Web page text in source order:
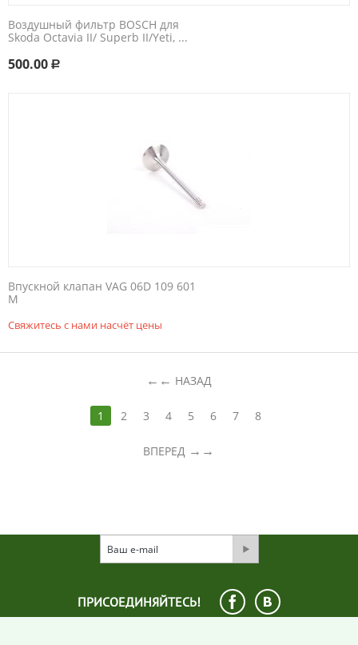
Воздушный фильтр BOSCH для
Skoda Octavia II/ Superb II/Yeti, ...
500.00 Р
Впускной клапан VAG 06D 109 601
M
Свяжитесь с нами насчёт цены
← НАЗАД
1 2 3 4 5 6 7 8
ВПЕРЕД →
ПРИСОЕДИНЯЙТЕСЬ!